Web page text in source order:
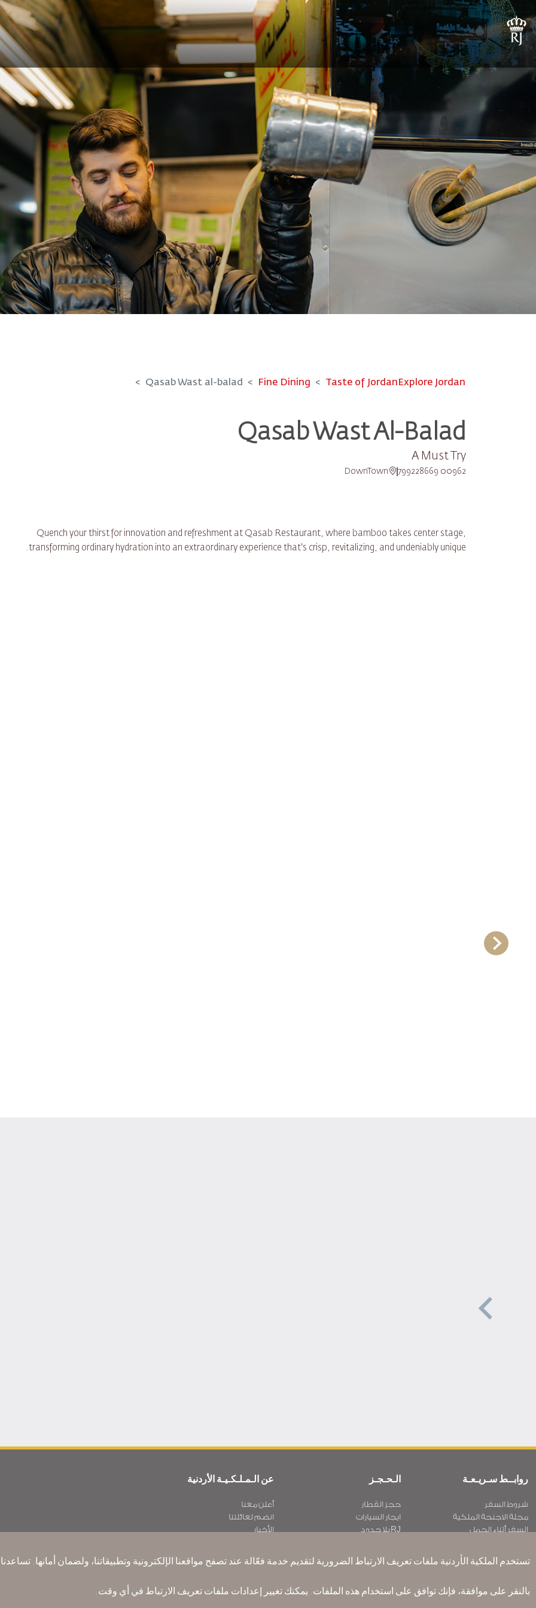
Explore Jordan
Taste of Jordan
Fine Dining
Qasab Wast al-balad
Qasab Wast Al-Balad
A Must Try
00962 799228669
DownTown
Quench your thirst for innovation and refreshment at Qasab Restaurant, where bamboo takes center stage,
transforming ordinary hydration into an extraordinary experience that's crisp, revitalizing, and undeniably unique.
روابــط سـريـعـة
شروط السفر
مجلة الاجنحة الملكية
السفر أثناء الحمل
ذوي الاحتياجات الخاصة
ون وورلد
Process
الـحـجـز
حجز القطار
ايجار السيارات
RJ بلا حدود
تكرم
الإقامه لمسافري الترانزيت
عن الـمـلـكـيـة الأردنية
أعلن معنا
انضم لعائلتنا
الأخبار
مكاتبنا حول العالم
أرسل ملاحظتك
تستخدم الملكية الأردنية ملفات تعريف الارتباط الضرورية لتقديم خدمة فعّالة عند تصفح مواقعنا الإلكترونية وتطبيقاتنا، ولضمان أمانها.
بالنقر على موافقة، فإنك توافق على استخدام هذه الملفات. يمكنك تغيير إعدادات ملفات تعريف الارتباط في أي وقت.